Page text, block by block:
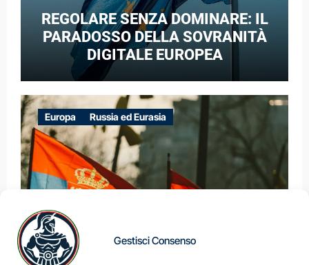
Gestisci Consenso
REGOLARE SENZA DOMINARE: IL
PARADOSSO DELLA SOVRANITÀ
DIGITALE EUROPEA
Europa Russia ed Eurasia